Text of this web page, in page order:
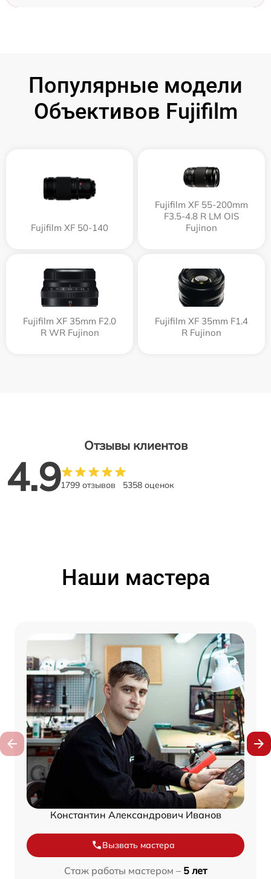
Популярные модели
Объективов Fujifilm
Fujifilm XF 50-140
Fujifilm XF 55-200mm
F3.5-4.8 R LM OIS
Fujinon
Fujifilm XF 35mm F2.0
R WR Fujinon
Fujifilm XF 35mm F1.4
R Fujinon
Отзывы клиентов
4.91799 отзывов 5358 оценок
Наши мастера
Константин Александрович Иванов
Вызвать мастера
Стаж работы мастером – 5 лет